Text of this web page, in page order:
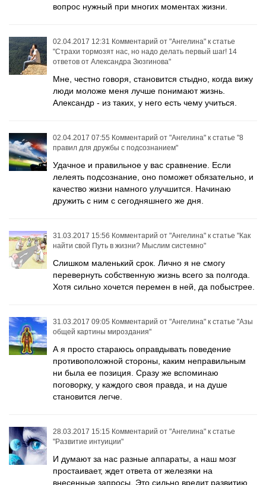
вопрос нужный при многих моментах жизни.
02.04.2017 12:31 Комментарий от "Ангелина" к статье
"Страхи тормозят нас, но надо делать первый шаг! 14
ответов от Александра Зюзгинова"
Мне, честно говоря, становится стыдно, когда вижу
люди моложе меня лучше понимают жизнь.
Александр - из таких, у него есть чему учиться.
02.04.2017 07:55 Комментарий от "Ангелина" к статье "8
правил для дружбы с подсознанием"
Удачное и правильное у вас сравнение. Если
лелеять подсознание, оно поможет обязательно, и
качество жизни намного улучшится. Начинаю
дружить с ним с сегодняшнего же дня.
31.03.2017 15:56 Комментарий от "Ангелина" к статье "Как
найти свой Путь в жизни? Мыслим системно"
Слишком маленький срок. Лично я не смогу
перевернуть собственную жизнь всего за полгода.
Хотя сильно хочется перемен в ней, да побыстрее.
31.03.2017 09:05 Комментарий от "Ангелина" к статье "Азы
общей картины мироздания"
А я просто стараюсь оправдывать поведение
противоположной стороны, каким неправильным
ни была ее позиция. Сразу же вспоминаю
поговорку, у каждого своя правда, и на душе
становится легче.
28.03.2017 15:15 Комментарий от "Ангелина" к статье
"Развитие интуиции"
И думают за нас разные аппараты, а наш мозг
простаивает, ждет ответа от железяки на
внесенные запросы. Это сильно вредит развитию